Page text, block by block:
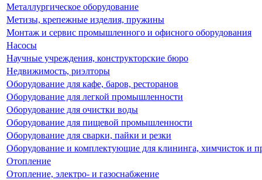
Металлургическое оборудование
Метизы, крепежные изделия, пружины
Монтаж и сервис промышленного и офисного оборудования
Насосы
Научные учреждения, конструкторские бюро
Недвижимость, риэлторы
Оборудование для кафе, баров, ресторанов
Оборудование для легкой промышленности
Оборудование для очистки воды
Оборудование для пищевой промышленности
Оборудование для сварки, пайки и резки
Оборудование и комплектующие для клининга, химчисток и
Отопление
Отопление, электро- и газоснабжение